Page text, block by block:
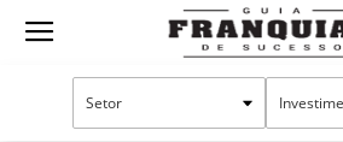
Guia
Franquias por setor Alimentação